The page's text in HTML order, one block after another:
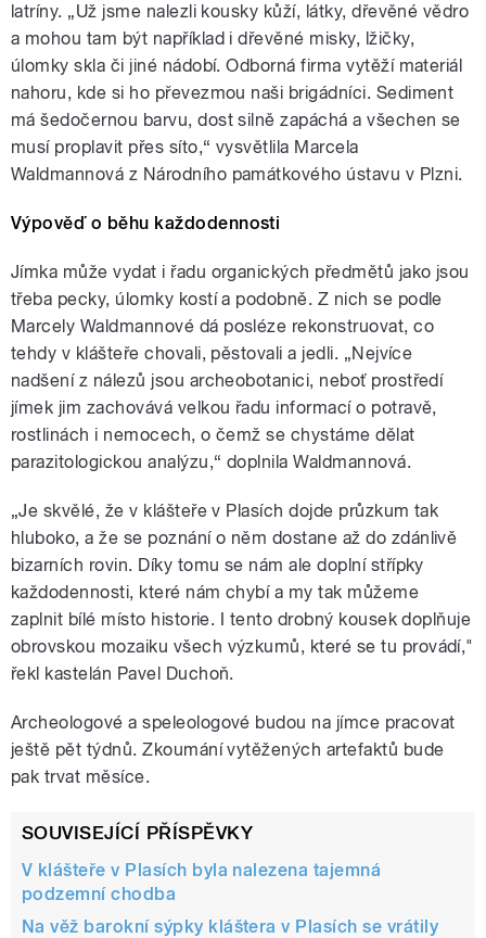
latríny. „Už jsme nalezli kousky kůží, látky, dřevěné vědro
a mohou tam být například i dřevěné misky, lžičky,
úlomky skla či jiné nádobí. Odborná firma vytěží materiál
nahoru, kde si ho převezmou naši brigádníci. Sediment
má šedočernou barvu, dost silně zapáchá a všechen se
musí proplavit přes síto,“ vysvětlila Marcela
Waldmannová z Národního památkového ústavu v Plzni.
Výpověď o běhu každodennosti
Jímka může vydat i řadu organických předmětů jako jsou
třeba pecky, úlomky kostí a podobně. Z nich se podle
Marcely Waldmannové dá posléze rekonstruovat, co
tehdy v klášteře chovali, pěstovali a jedli. „Nejvíce
nadšení z nálezů jsou archeobotanici, neboť prostředí
jímek jim zachovává velkou řadu informací o potravě,
rostlinách i nemocech, o čemž se chystáme dělat
parazitologickou analýzu,“ doplnila Waldmannová.
„Je skvělé, že v klášteře v Plasích dojde průzkum tak
hluboko, a že se poznání o něm dostane až do zdánlivě
bizarních rovin. Díky tomu se nám ale doplní střípky
každodennosti, které nám chybí a my tak můžeme
zaplnit bílé místo historie. I tento drobný kousek doplňuje
obrovskou mozaiku všech výzkumů, které se tu provádí,"
řekl kastelán Pavel Duchoň.
Archeologové a speleologové budou na jímce pracovat
ještě pět týdnů. Zkoumání vytěžených artefaktů bude
pak trvat měsíce.
SOUVISEJÍCÍ PŘÍSPĚVKY
V klášteře v Plasích byla nalezena tajemná
podzemní chodba
Na věž barokní sýpky kláštera v Plasích se vrátily